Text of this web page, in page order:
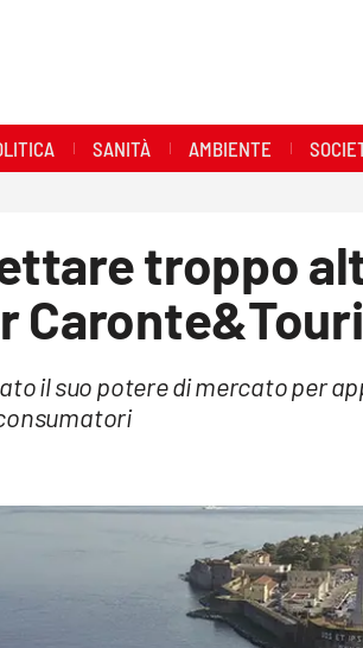
SANITÀ AMBIENTE
troppo
il suo potere di mercato per